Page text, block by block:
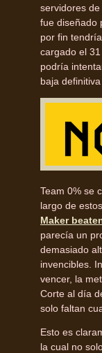
servidores de
fue diseñado
por fin
cargado el
podría
baja
Team 0% se
largo de
Maker
parecía un
demasiado
invencibles.
vencer, la
Corte al día
solo faltan
Esto es
la cual no